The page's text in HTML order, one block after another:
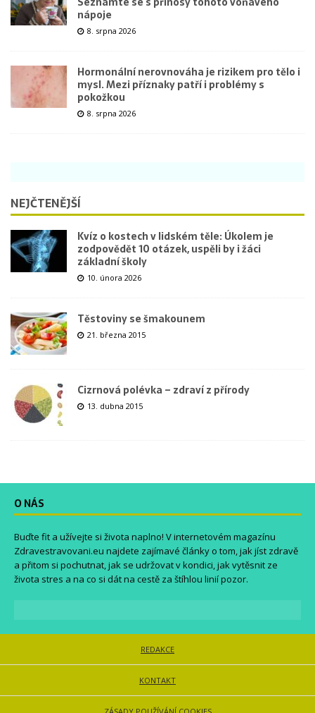
nápoje
8. srpna 2026
Hormonální nerovnováha je rizikem pro tělo i
mysl. Mezi příznaky patří i problémy s
pokožkou
8. srpna 2026
NEJČTENĚJŠÍ
Kvíz o kostech v lidském těle: Úkolem je
zodpovědět 10 otázek, uspěli by i žáci
základní školy
10. února 2026
Těstoviny se šmakounem
21. března 2015
Cizrnová polévka – zdraví z přírody
13. dubna 2015
O NÁS
Buďte fit a užívejte si života naplno! V internetovém magazínu
Zdravestravovani.eu najdete zajímavé články o tom, jak jíst zdravě
a přitom si pochutnat, jak se udržovat v kondici, jak vytěsnit ze
života stres a na co si dát na cestě za štíhlou linií pozor.
REDAKCE
KONTAKT